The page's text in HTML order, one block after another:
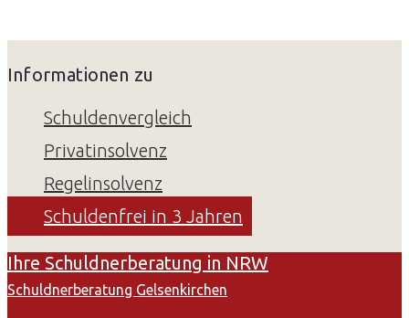
Informationen zu
Schuldenvergleich
Privatinsolvenz
Regelinsolvenz
Schuldenfrei in 3 Jahren
Ihre Schuldnerberatung in NRW
Schuldnerberatung Gelsenkirchen